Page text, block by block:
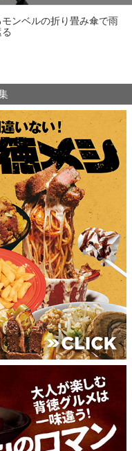
ンベルの折り畳み傘で雨